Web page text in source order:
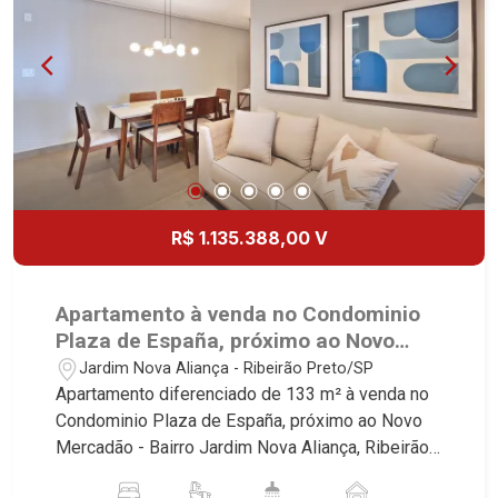
acabamento - Alto Padrão Martinelli Imobiliária,
referência no mercado imobiliário desde 2000.
Especialistas em Venda, Locação e
Lançamentos! Avenida João Fiúsa, 1051 - Alto da
Boa Vista | Ribeirão Preto.
R$ 1.135.388,00 V
Apartamento à venda no Condominio
Plaza de España, próximo ao Novo
Mercadão - Ribeirão Preto/SP.
Jardim Nova Aliança - Ribeirão Preto/SP
Apartamento diferenciado de 133 m² à venda no
Condominio Plaza de España, próximo ao Novo
Mercadão - Bairro Jardim Nova Aliança, Ribeirão